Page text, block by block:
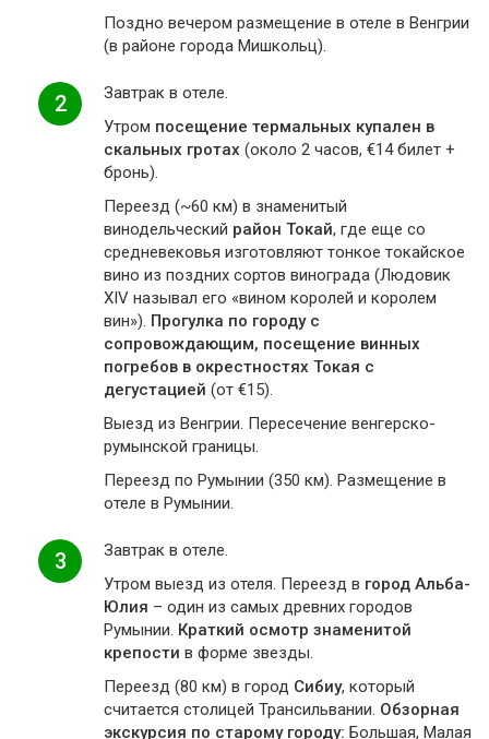
Поздно вечером размещение в отеле в Венгрии
(в районе города Мишкольц).
2
Завтрак в отеле.
Утром посещение термальных купален в
скальных гротах (около 2 часов, €14 билет +
бронь).
Переезд (~60 км) в знаменитый
винодельческий район Токай, где еще со
средневековья изготовляют тонкое токайское
вино из поздних сортов винограда (Людовик
XIV называл его «вином королей и королем
вин»). Прогулка по городу с
сопровождающим, посещение винных
погребов в окрестностях Токая с
дегустацией (от €15).
Выезд из Венгрии. Пересечение венгерско-
румынской границы.
Переезд по Румынии (350 км). Размещение в
отеле в Румынии.
3
Завтрак в отеле.
Утром выезд из отеля. Переезд в город Альба-
Юлия – один из самых древних городов
Румынии. Краткий осмотр знаменитой
крепости в форме звезды.
Переезд (80 км) в город Сибиу, который
считается столицей Трансильвании. Обзорная
экскурсия по старому городу: Большая, Малая